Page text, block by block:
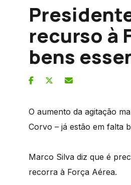
recurso à
bens
O aumento da agitação
Corvo – já estão em falta
Marco Silva diz que é
recorra à Força Aérea.